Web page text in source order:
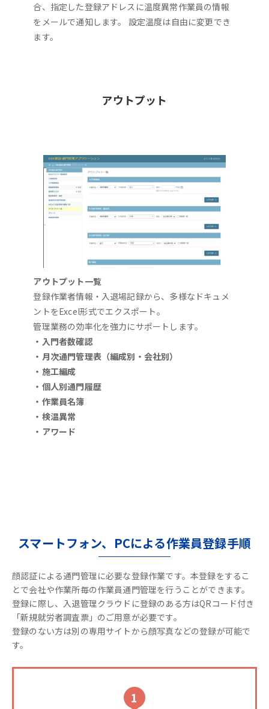
合、指定した登録アドレスに温度異常作業員の情報
をメールで通知します。 設定温度は自由に変更でき
ます。
アウトプット
アウトプット一覧
登録作業者情報・入退場記録から、多様なドキュメ
ントをExcel形式でエクスポート。
管理業務の効率化を強力にサポートします。
・入門者数確認
・月次通門管理表（編成別・会社別）
・施工編成
・個人別通門履歴
・作業員名簿
・検温異常
・アワード
スマートフォン、PCによる作業員登録手順
顔認証による通門管理に必要な登録作業です。本登録をするこ
とで会社や作業所毎の作業員通門管理を行うことができます。
登録に際し、入退管理クラウドに登録のある方はQRコード付き
「新規就労者調査票」のご用意が必要です。
登録のない方は別の専用サイトから顔写真などの登録が可能で
す。
1